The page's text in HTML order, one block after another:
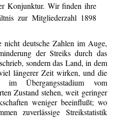
Konjunktur. Wir finden ihre
zur Mitgliederzahl 1898
deutsche Zahlen im Auge,
der Streiks durch das
sondern das Land, in dem
längerer Zeit wirken, und die
Übergangsstadium vom
Zustand stehen, weit geringer
weniger beeinflußt; wo
zuverlässige Streikstatistik